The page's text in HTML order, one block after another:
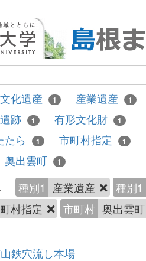
文化遺産 1 産業遺産 1
遺跡 1 有形文化財 1
たら 1 市町村指定 1
奥出雲町 1
種別1 産業遺産
種別1
村指定 市町村 奥出雲
鉄穴流し本場